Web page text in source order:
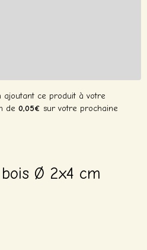
ajoutant ce produit à votre
de 0,05€ sur votre prochaine
Ø 2x4 cm